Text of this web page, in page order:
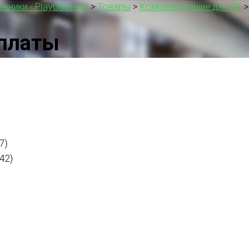
- PlayGame34>Товары > Комплектующие для ПК>